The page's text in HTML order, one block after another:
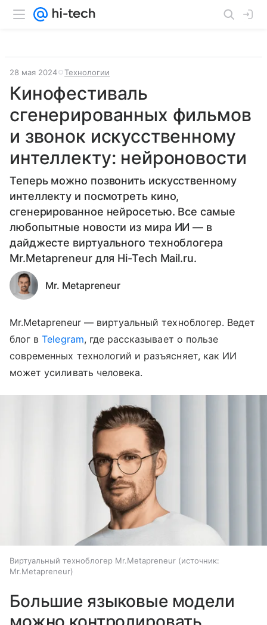
28 мая 2024 Технологии
Кинофестиваль
сгенерированных фильмов
и звонок искусственному
интеллекту: нейроновости
Теперь можно позвонить искусственному
интеллекту и посмотреть кино,
сгенерированное нейросетью. Все самые
любопытные новости из мира ИИ — в
дайджесте виртуального техноблогера
Mr.Metapreneur для Hi-Tech Mail.ru.
Mr. Metapreneur
Mr.Metapreneur — виртуальный техноблогер. Ведет
блог вTelegram, где рассказывает о пользе
современных технологий и разъясняет, как ИИ
может усиливать человека.
Виртуальный техноблогер Mr.Metapreneur
источник:
Mr.Metapreneur
Большие языковые модели